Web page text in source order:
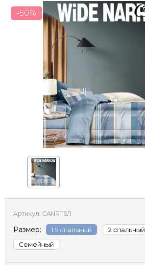
-50%
Артикул: CANR115/1
Размер: 1.5 спальный 2 спальный
Семейный